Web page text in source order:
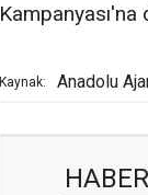
Kaynak: Anadolu